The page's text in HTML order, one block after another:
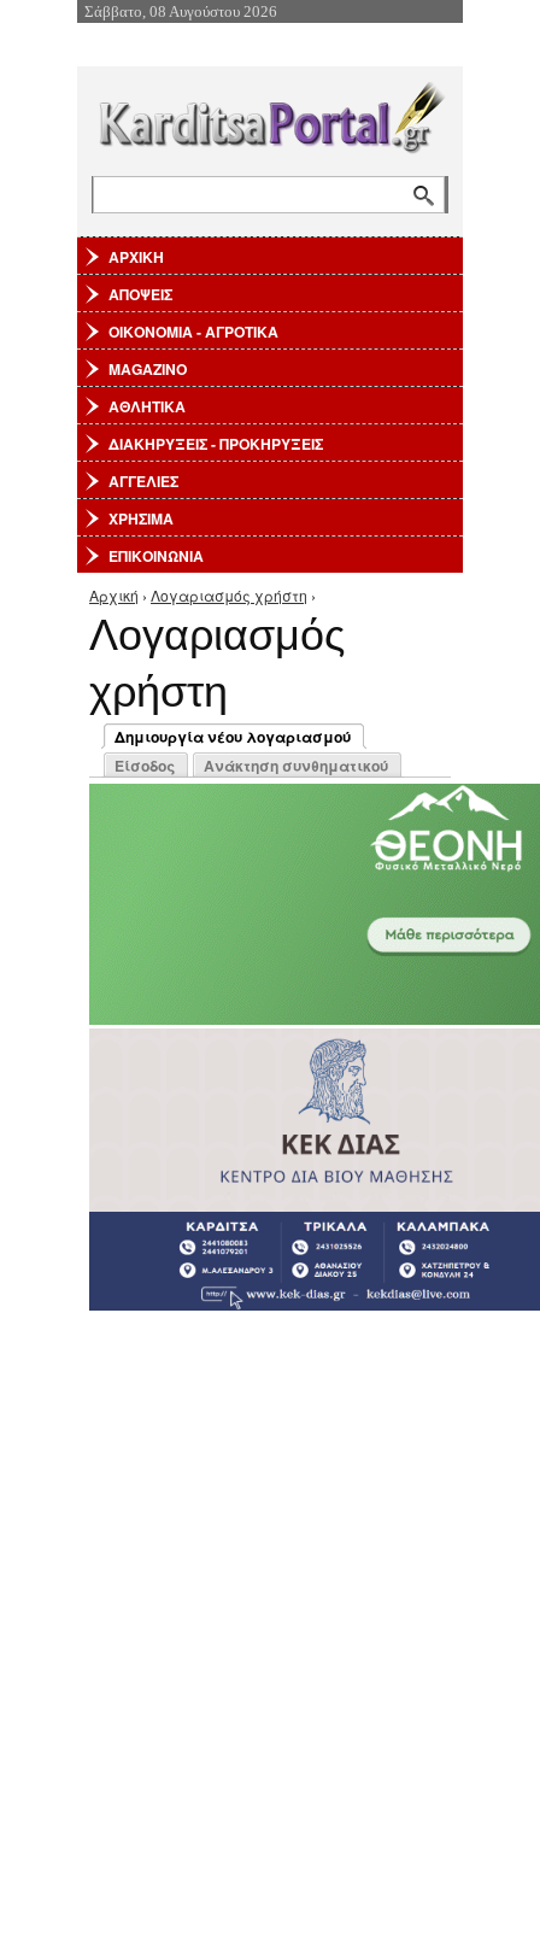
Επιστροφή στην Πλοήγηση
Σάββατο, 08 Αυγούστου 2026
ΑΡΧΙΚΗ
ΑΠΟΨΕΙΣ
ΟΙΚΟΝΟΜΙΑ - ΑΓΡΟΤΙΚΑ
MAGAZINO
ΑΘΛΗΤΙΚΑ
ΔΙΑΚΗΡΥΞΕΙΣ - ΠΡΟΚΗΡΥΞΕΙΣ
ΑΓΓΕΛΙΕΣ
ΧΡΗΣΙΜΑ
ΕΠΙΚΟΙΝΩΝΙΑ
Είστε εδώ
Αρχική › Λογαριασμός χρήστη ›
Λογαριασμός
χρήστη
Πρωτεύουσες καρτέλες
Δημιουργία νέου λογαριασμού
(ενεργή καρτέλα)
Είσοδος Ανάκτηση συνθηματικού